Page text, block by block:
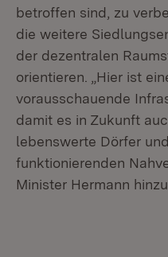
betroffen sind, zu
die weitere
der dezentralen
orientieren. „Hier ist
vorausschauende
damit es in Zukunft
lebenswerte Dörfer
funktionierenden
Minister Hermann hinzu.